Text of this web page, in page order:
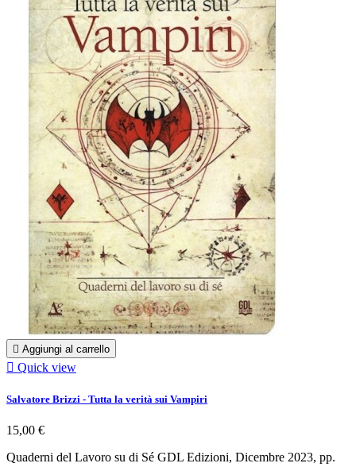
 Aggiungi al carrello
 Quick view
Salvatore Brizzi - Tutta la verità sui Vampiri
15,00 €
Quaderni del Lavoro su di Sé GDL Edizioni, Dicembre 2023, pp.